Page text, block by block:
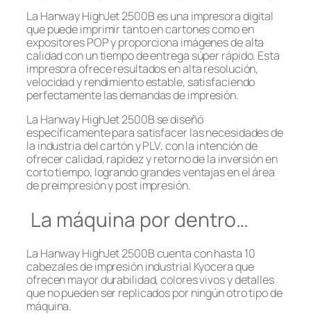
La Hanway HighJet 2500B es una impresora digital
que puede imprimir tanto en cartones como en
expositores POP y proporciona imágenes de alta
calidad con un tiempo de entrega súper rápido. Esta
impresora ofrece resultados en alta resolución,
velocidad y rendimiento estable, satisfaciendo
perfectamente las demandas de impresión.
La Hanway HighJet 2500B se diseñó
específicamente para satisfacer las necesidades de
la industria del cartón y PLV, con la intención de
ofrecer calidad, rapidez y retorno de la inversión en
corto tiempo, logrando grandes ventajas en el área
de preimpresión y post impresión.
La máquina por dentro…
La Hanway HighJet 2500B cuenta con hasta 10
cabezales de impresión industrial Kyocera que
ofrecen mayor durabilidad, colores vivos y detalles
que no pueden ser replicados por ningún otro tipo de
máquina.